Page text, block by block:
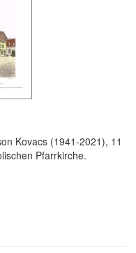
Kovacs (1941-2021), 11
Pfarrkirche.